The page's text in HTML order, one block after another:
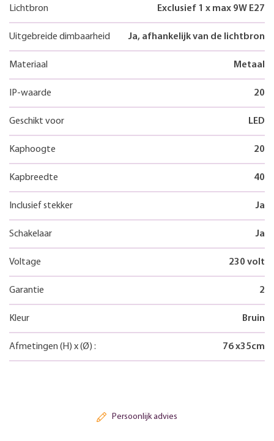
Lichtbron Exclusief 1 x max 9W E27
Uitgebreide dimbaarheid Ja, afhankelijk van de lichtbron
Materiaal Metaal
IP-waarde 20
Geschikt voor LED
Kaphoogte 20
Kapbreedte 40
Inclusief stekker Ja
Schakelaar Ja
Voltage 230 volt
Garantie 2
Kleur Bruin
Afmetingen (H) x(Ø) : 76x35cm
Persoonlijk advies